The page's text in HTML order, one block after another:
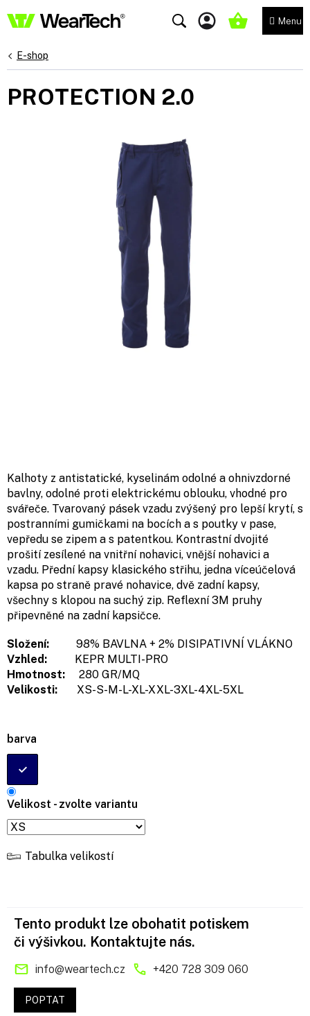
na
NÁKUPNÍ
E-shop
PROTECTION 2.0
barva
Velikost - zvolte variantu
Tabulka velikostí
Kalhoty z antistatické, kyselinám odolné a ohnivzdorné
bavlny, odolné proti elektrickému oblouku, vhodné pro
svářeče. Tvarovaný pásek vzadu zvýšený pro lepší krytí, s
postranními gumičkami na bocích a s poutky v pase,
vepředu se zipem a s patentkou. Kontrastní dvojité
prošití zesílené na vnitřní nohavici, vnější nohavici a
vzadu. Přední kapsy klasického střihu, jedna víceúčelová
kapsa po straně pravé nohavice, dvě zadní kapsy,
všechny s klopou na suchý zip. Reflexní 3M pruhy
připevněné na zadní kapsičce.
Složení:
98% BAVLNA + 2% DISIPATIVNÍ VLÁKNO
Vzhled:
KEPR MULTI-PRO
Hmotnost:
280 GR/MQ
Velikosti:
XS-S-M-L-XL-XXL-3XL-4XL-5XL
Tento produkt lze obohatit potiskem
či výšivkou. Kontaktujte nás.
info@weartech.cz +420 728 309 060
POPTAT